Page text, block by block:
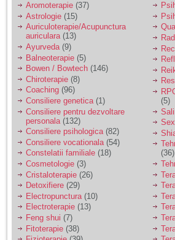
Sunt casatorita, am
31 de ani si un copil in
varsta de 2 ani care
mi-e lumina ochilor.
De ceva timp simt ca
mi s-a adunat
oboseala, o oboseala
cronica de care nu pot
scapa si simt ca din
cauza ei nu pot
controla nervii si
cateodata are copilul
de suferit.
Am o bariera peste
care nu pot trece:
prietena mea a ramas
insarcinata cu o fata.
Am fost de comun
acord sa facem un
copil, cu gandul ca e
baiat.
Aromoterapie (37)
Astrologie (15)
Auriculoterapie/Acupunctura
auriculara(13)
Ayurveda(9)
Balneoterapie (5)
Bowen / Bowtech (146)
Chiroterapie (8)
Coaching (96)
Consiliere genetica(1)
Consiliere pentru dezvoltare
personala (132)
Consiliere psihologica(82)
Consiliere vocationala (54)
Constelatii familiale (18)
Cosmetologie (3)
Cristaloterapie (26)
Detoxifiere (29)
Electropunctura (10)
Electroterapie (13)
Feng shui (7)
Fitoterapie (38)
(5)
(36)